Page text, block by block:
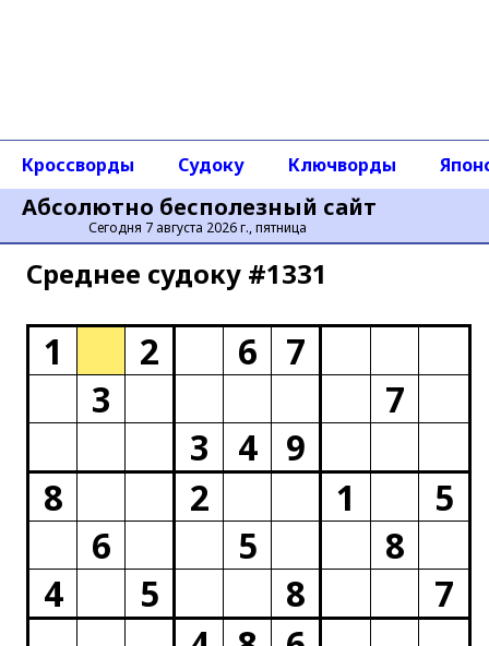
Абсолютно бесполезный сайт
Сегодня 7 августа 2026 г., пятница
Кроссворды Судоку Ключворды
Среднее cудоку #1331
1 2 6
7
3
7
3
4
9
8
2 1
5
6
5
8
4
5 8
7